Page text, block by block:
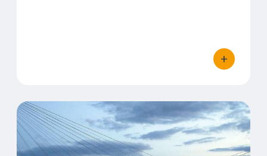
+
bouton
Aperçu de la qualité de l’air de 2023 dans le Rhin supérieur
Visuel